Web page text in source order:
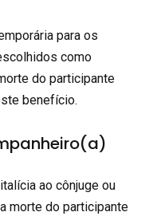
para os
como
do participante
benefício.
ao cônjuge ou
morte do participante